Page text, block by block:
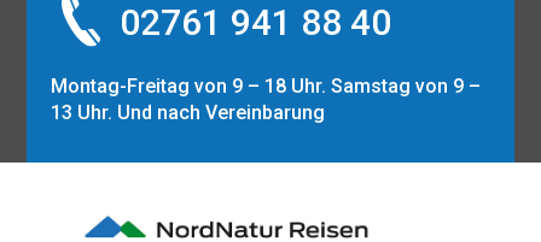
02761 941 88 40
Montag-Freitag von 9 – 18 Uhr. Samstag von 9 –
13 Uhr. Und nach Vereinbarung